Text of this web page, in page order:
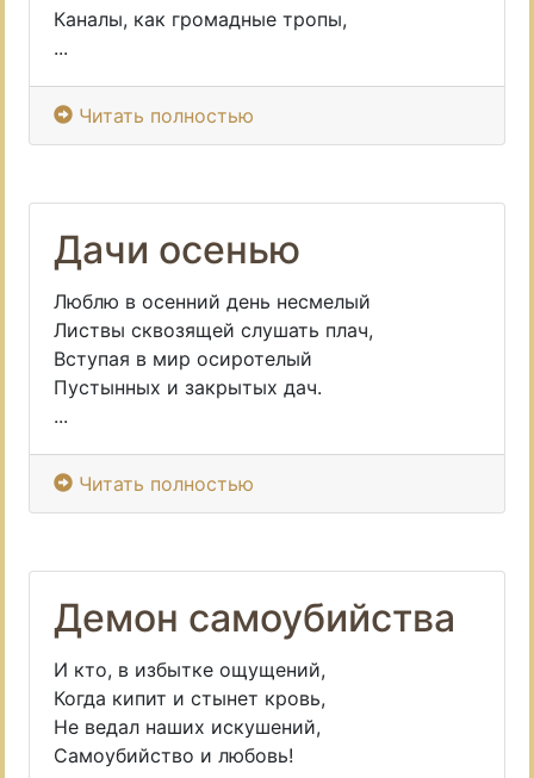
Каналы, как громадные тропы,
...
Читать полностью
Дачи осенью
Люблю в осенний день несмелый
Листвы сквозящей слушать плач,
Вступая в мир осиротелый
Пустынных и закрытых дач.
...
Читать полностью
Демон самоубийства
И кто, в избытке ощущений,
Когда кипит и стынет кровь,
Не ведал наших искушений,
Самоубийство и любовь!